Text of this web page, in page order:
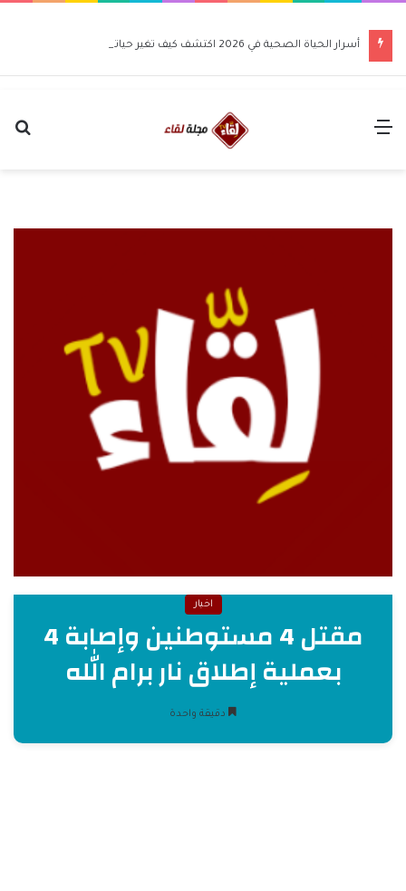
أسرار الحياة الصحية في 2026 اكتشف كيف تغير حياتك للأفضل
القائمة
اخبار
مقتل 4 مستوطنين وإصابة 4
بعملية إطلاق نار برام الله
دقيقة واحدة